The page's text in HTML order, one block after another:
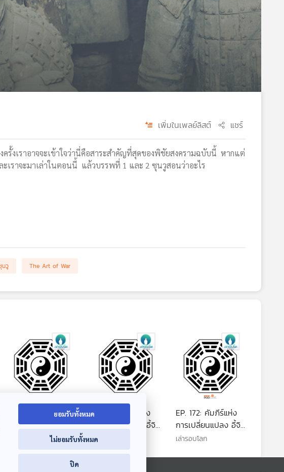
เพิ่มในเพลย์ลิสต์ แชร์
รั้งเราอาจจะเข้าใจว่านี่คือสาระสำคัญที่สุดของพิชัยสงครามฉบับนี้ หากแต่
เราจะมาเล่าในตอนนี้ แล้วบรรพที่ 1 และ 2 ซุนวูสอนว่าอะไร
นวู The Art of War
EP. 170: คัมภีร์แห่ง
การเปลี่ยนแปลง อี้จิง
EP. 171: คัมภีร์แห่ง
การเปลี่ยนแปลง อี้จิง
ตอนที่ 2 ว่าด้วย
หยิน-หยาง
เล่ารอบโลก
EP. 172: คัมภีร์แห่ง
การเปลี่ยนแปลง อี้จิง
ตอนที่ 3 จากการ
ดูแลสุขภาพ
เล่ารอบโลก
ยอมรับทั้งหมด
ไม่ยอมรับทั้งหมด
ปิด